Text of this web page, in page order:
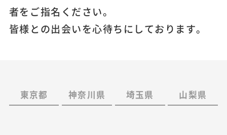
者をご指名ください。
皆様との出会いを心待ちにしております。
東京都 神奈川県 埼玉県 山梨県